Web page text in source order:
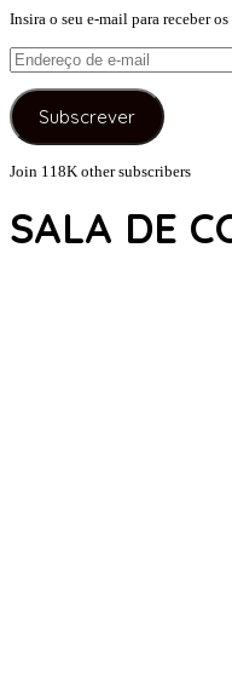
Insira o seu e-mail para receber
Endereço
de
e-
mail
Subscrever
Join 118K other subscribers
SALA DE